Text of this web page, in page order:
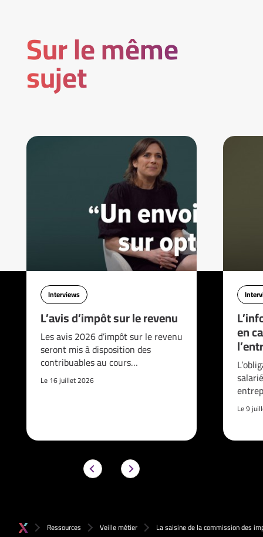
Sur le même
sujet
Interviews
L’avis d’impôt sur le revenu
Les avis 2026 d’impôt sur le revenu
seront mis à disposition des
contribuables au cours…
Le 16 juillet 2026
en
Le 9
Ressources Veille métier La saisine de la commission des